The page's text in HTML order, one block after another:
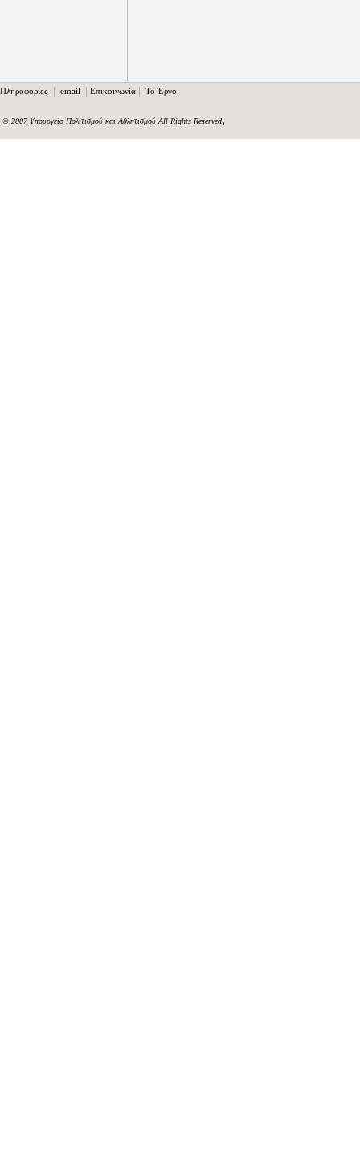
Πληροφορίες | email | Επικοινωνία | Το Έργο
© 2007Υπουργείο Πολιτισμού και Αθλητισμού All Rights Reserved,